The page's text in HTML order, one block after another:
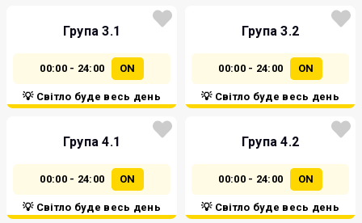
Група 3.1
00:00 - 24:00 ON
💡 Світло буде весь день
Група 3.2
00:00 - 24:00 ON
💡 Світло буде весь день
Група 4.1
00:00 - 24:00 ON
💡 Світло буде весь день
Група 4.2
00:00 - 24:00 ON
💡 Світло буде весь день